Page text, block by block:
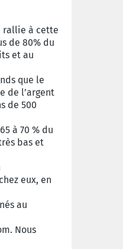
rallie à cette
de 80% du
et au
que le
de l’argent
de 500
à 70 % du
bas et
eux, en
au
Nous